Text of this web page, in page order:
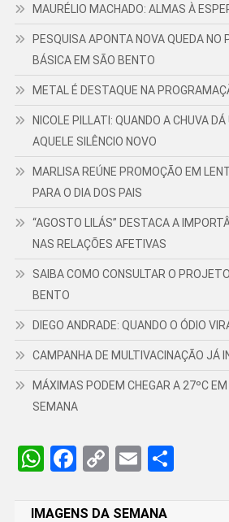
MAURÉLIO MACHADO: ALMAS À
PESQUISA APONTA NOVA QUEDA NO
BÁSICA EM SÃO BENTO
METAL É DESTAQUE NA
NICOLE PILLATI: QUANDO A CHUVA
AQUELE SILÊNCIO NOVO
MARLISA REÚNE PROMOÇÃO EM
PARA O DIA DOS PAIS
“AGOSTO LILÁS” DESTACA A
NAS RELAÇÕES AFETIVAS
SAIBA COMO CONSULTAR O
BENTO
DIEGO ANDRADE: QUANDO O ÓDIO
CAMPANHA DE MULTIVACINAÇÃO JÁ
MÁXIMAS PODEM CHEGAR A 27ºC
SEMANA
WhatsApp
Facebook
CopyEmailShare
IMAGENS DA SEMANA